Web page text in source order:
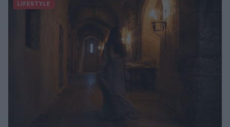
LIFESTYLE